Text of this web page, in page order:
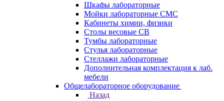
Шкафы лабораторные
Мойки лабораторные СМС
Кабинеты химии, физики
Столы весовые СВ
Тумбы лабораторные
Стулья лабораторные
Стеллажи лабораторные
Дополнительная комплектация к лаб.
мебели
Общелабораторное оборудование
Назад